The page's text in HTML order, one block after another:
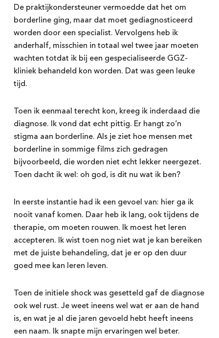
De praktijkondersteuner vermoedde dat het om
borderline ging, maar dat moet gediagnosticeerd
worden door een specialist. Vervolgens heb ik
anderhalf, misschien in totaal wel twee jaar moeten
wachten totdat ik bij een gespecialiseerde GGZ-
kliniek behandeld kon worden. Dat was geen leuke
tijd.
Toen ik eenmaal terecht kon, kreeg ik inderdaad die
diagnose. Ik vond dat echt pittig. Er hangt zo’n
stigma aan borderline. Als je ziet hoe mensen met
borderline in sommige films zich gedragen
bijvoorbeeld, die worden niet echt lekker neergezet.
Toen dacht ik wel: oh god, is dit nu wat ik ben?
In eerste instantie had ik een gevoel van: hier ga ik
nooit vanaf komen. Daar heb ik lang, ook tijdens de
therapie, om moeten rouwen. Ik moest het leren
accepteren. Ik wist toen nog niet wat je kan bereiken
met de juiste behandeling, dat je er op den duur
goed mee kan leren leven.
Toen de initiele shock was gesetteld gaf de diagnose
ook wel rust. Je weet ineens wel wat er aan de hand
is, en wat je al die jaren gevoeld hebt heeft ineens
een naam. Ik snapte mijn ervaringen wel beter.